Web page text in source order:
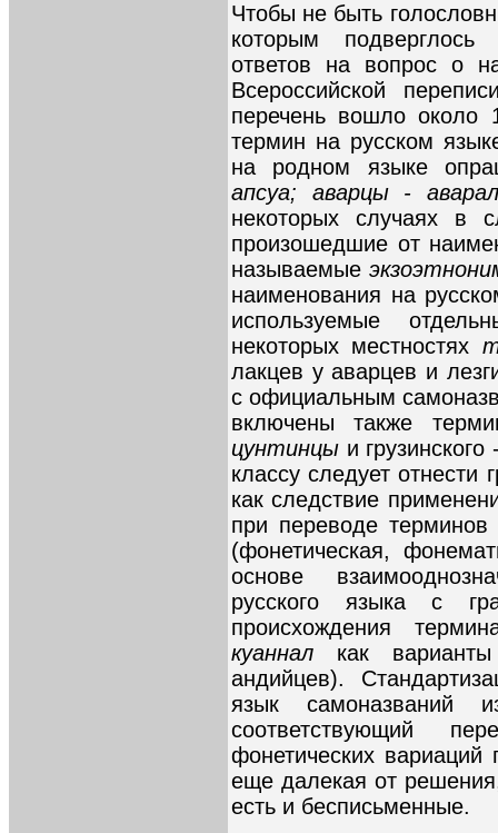
Чтобы не быть
которым
ответов на вопрос о
Всероссийской
перечень вошло около
термин на русском
на родном языке
апсуа; аварцы -
некоторых случаях в
произошедшие от
называемые
наименования на
используемые
некоторых местностях
лакцев у аварцев и
с официальным
включены также
цунтинцы и
классу следует отнести
как следствие
при переводе
(фонетическая,
основе
русского языка с
происхождения
куаннал как
андийцев).
язык
соответствующий
фонетических вариаций
еще далекая от
есть и бесписьменные.